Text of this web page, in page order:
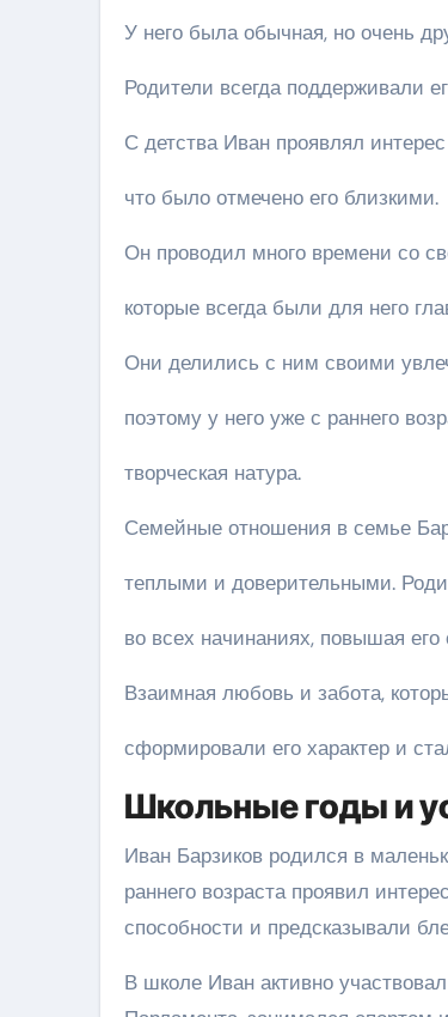
У него была обычная, но очень
Родители всегда поддерживали
С детства Иван проявлял
что было отмечено его близкими.
Он проводил много времени со
которые всегда были для него
Они делились с ним своими
поэтому у него уже с раннего
творческая натура.
Семейные отношения в семье
теплыми и доверительными.
во всех начинаниях, повышая
Взаимная любовь и забота,
сформировали его характер и
Школьные годы и
Иван Барзиков родился в
раннего возраста проявил
способности и предсказывали
В школе Иван активно